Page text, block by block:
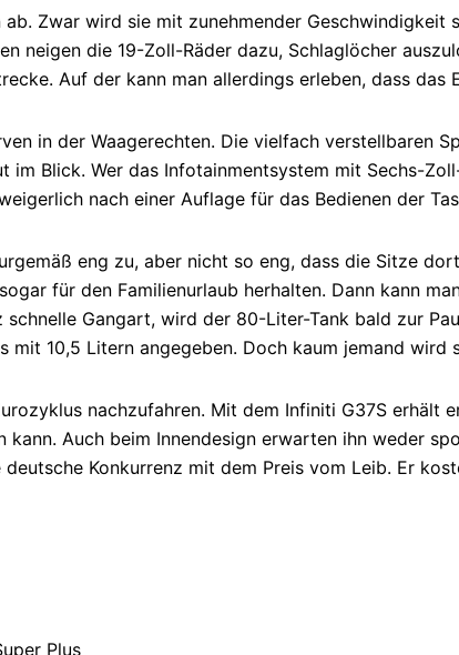
Zwar wird sie mit zunehmender
neigen die 19-Zoll-Räder dazu, Schlaglöcher
Auf der kann man allerdings erleben, dass
in der Waagerechten. Die vielfach verstellbaren
Blick. Wer das Infotainmentsystem mit Sechs-
nach einer Auflage für das Bedienen der
eng zu, aber nicht so eng, dass die Sitze
für den Familienurlaub herhalten. Dann kann
Gangart, wird der 80-Liter-Tank bald zur
10,5 Litern angegeben. Doch kaum jemand
nachzufahren. Mit dem Infiniti G37S erhält
Auch beim Innendesign erwarten ihn weder
Konkurrenz mit dem Preis vom Leib. Er
Plus